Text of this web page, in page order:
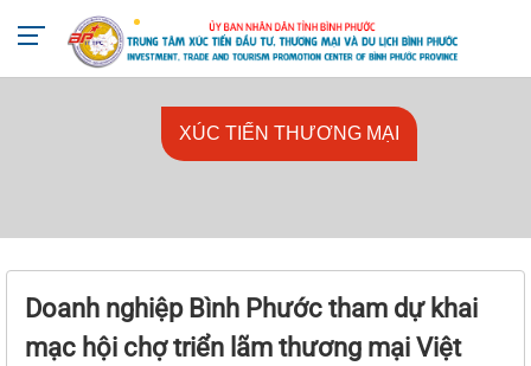
+842713818666
ttxtdttmdl@binhphuoc.gov.vn
XÚC TIẾN THƯƠNG MẠI
Doanh nghiệp Bình Phước tham dự khai
mạc hội chợ triển lãm thương mại Việt